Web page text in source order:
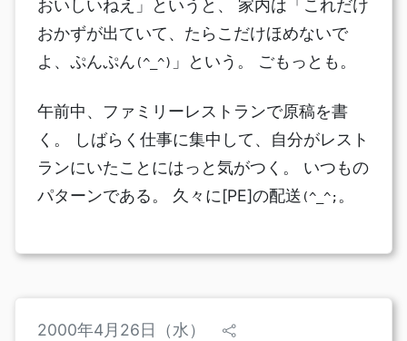
おいしいねえ」というと、 家内は「これだけ
おかずが出ていて、たらこだけほめないで
よ、ぷんぷん (^_^) 」という。 ごもっとも。
午前中、ファミリーレストランで原稿を書
く。 しばらく仕事に集中して、自分がレスト
ランにいたことにはっと気がつく。 いつもの
パターンである。 久々に[PE]の配送 (^_^; 。
2000年4月26日（水）